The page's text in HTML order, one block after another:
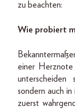
zu beachten:
Wie probiert
einer Herznote
sondern auch
zuerst